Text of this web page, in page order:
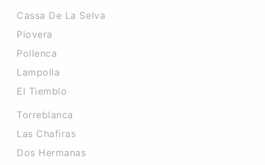
Cassa De La Selva
Piovera
Pollenca
Lampolla
El Tiemblo
Torreblanca
Las Chafiras
Dos Hermanas